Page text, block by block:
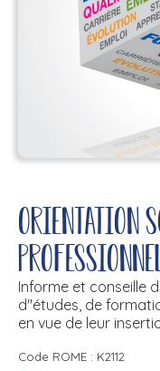
Orientation
Informe et conseille
d''études, de
en vue de leur
Code ROME : K2112